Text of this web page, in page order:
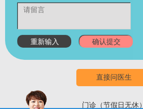
直接问医生
门诊（节假日无休）